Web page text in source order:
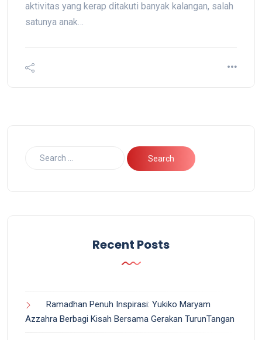
aktivitas yang kerap ditakuti banyak kalangan, salah
satunya anak…
Recent Posts
Ramadhan Penuh Inspirasi: Yukiko Maryam
Azzahra Berbagi Kisah Bersama Gerakan TurunTangan